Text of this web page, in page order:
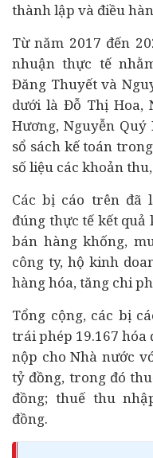
thành lập và điều
Từ năm 2017 đến
nhuận thực tế
Đăng Thuyết và
dưới là Đỗ Thị Hoa,
Hương, Nguyễn
sổ sách kế toán
số liệu các khoản
Các bị cáo trên đã
đúng thực tế kết quả
bán hàng khống,
công ty, hộ kinh
hàng hóa, tăng chi
Tổng cộng, các bị
trái phép 19.167 hóa
nộp cho Nhà nước
tỷ đồng, trong đó
đồng; thuế thu
đồng.